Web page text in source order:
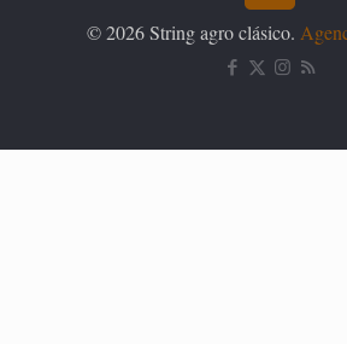
© 2026 String agro clásico.